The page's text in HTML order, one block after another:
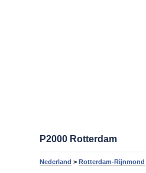
P2000 Rotterdam
Nederland >Rotterdam-Rijnmond